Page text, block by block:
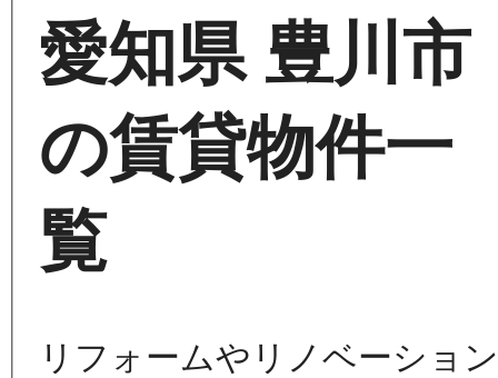
愛知県 豊川市
の賃貸物件一
覧
リフォームやリノベーショ